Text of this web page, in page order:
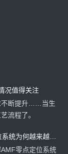
价值以及容易混
况值得关注
不断提升……当生
流程了。
统为何越来越受
零点定位系统